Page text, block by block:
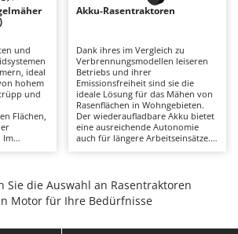
Obst und Oliven
und
ideal
hohem
und
Flächen,
Im
ohne
zu
Akku-Rasentraktoren
Dank ihres im Vergleich zu
Verbrennungsmodellen leiseren
Betriebs und ihrer
Emissionsfreiheit sind sie die
ideale Lösung für das Mähen von
Rasenflächen in Wohngebieten.
Der wiederaufladbare Akku bietet
eine ausreichende Autonomie
auch für längere Arbeitseinsätze.
Wartungsaufwand, der sich auf
das Aufladen der Akkus nach
jedem Gebrauch zur Erhaltung
Reinigung oder den Austausch der
Sie die Auswahl an Rasentraktoren
Motor für Ihre Bedürfnisse